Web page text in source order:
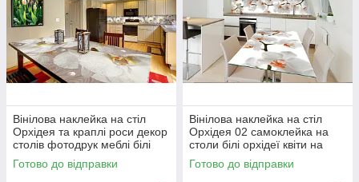
Вінілова наклейка на стіл
Орхідея та краплі роси декор
столів фотодрук меблі білі
орхідеї квіти 600х1200 мм
Готово до відправки
Вінілова наклейка на стіл
Орхідея 02 самоклейка на
столи білі орхідеї квіти на
білому тлі 600х1200 мм
Готово до відправки